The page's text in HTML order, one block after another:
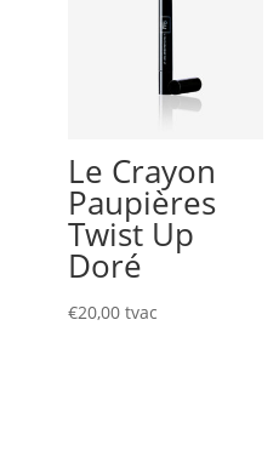
Le Crayon
Paupières
Twist Up
Doré
€20,00 tvac